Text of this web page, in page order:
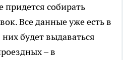
придется собирать
Все данные уже есть в
будет выдаваться
– в